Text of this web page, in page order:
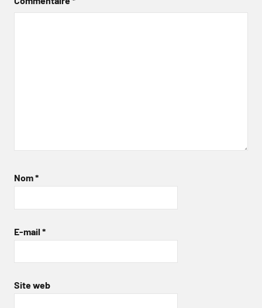
Nom*
E-mail *
Site web